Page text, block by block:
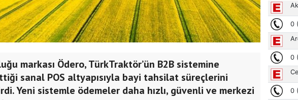
markası Ödero, TürkTraktör’ün B2B sistemine
sanal POS altyapısıyla bayi tahsilat süreçlerini
Yeni sistemle ödemeler daha hızlı, güvenli ve merkezi